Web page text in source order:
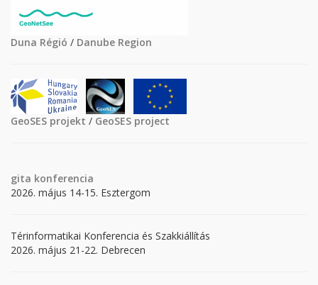
Duna Régió / Danube Region
GeoSES projekt / GeoSES project
gita konferencia
2026. május 14-15. Esztergom
Térinformatikai Konferencia és Szakkiállítás
2026. május 21-22. Debrecen